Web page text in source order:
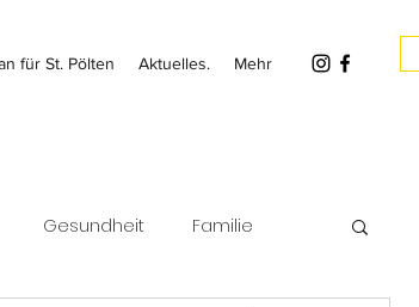
für St. Pölten Aktuelles. Mehr
Gesundheit Familie